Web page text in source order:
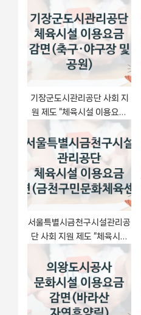
s
t
:
t
기장군도시관리공단 사회 지
원 제도 “체육시설 이용요금
감면(축구·야구장 및 공원)” –
접수 일정 및 지원 내용
서울특별시금천구시설관리공
단 사회 지원 제도 “체육시설
이용요금 감면(금천구민문화
체육센터)” – 신청 요건과 제
출 서류